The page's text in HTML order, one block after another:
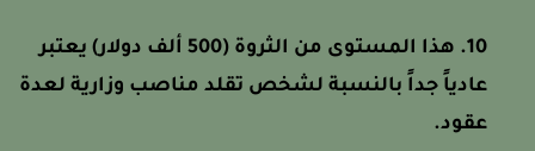
هذا المستوى من الثروة (500 ألف دولار) يعتبر
عادياً جداً بالنسبة لشخص تقلد مناصب وزارية لعدة
عقود.